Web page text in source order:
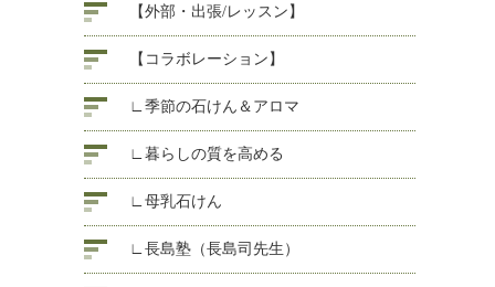
【外部・出張/レッスン】
【コラボレーション】
∟季節の石けん＆アロマ
∟暮らしの質を高める
∟母乳石けん
∟長島塾（長島司先生）